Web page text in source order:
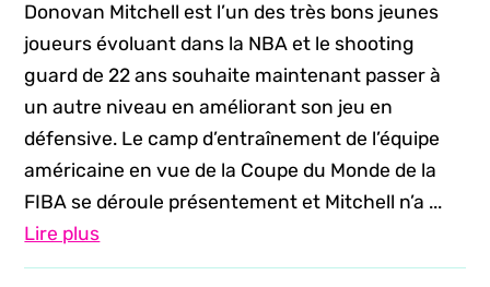
Donovan Mitchell est l’un des très bons jeunes
joueurs évoluant dans la NBA et le shooting
guard de 22 ans souhaite maintenant passer à
un autre niveau en améliorant son jeu en
défensive. Le camp d’entraînement de l’équipe
américaine en vue de la Coupe du Monde de la
FIBA se déroule présentement et Mitchell n’a ...
Lire plus